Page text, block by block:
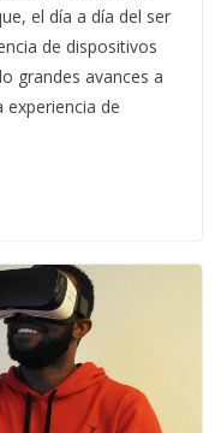
el día a día del ser
de dispositivos
grandes avances a
de